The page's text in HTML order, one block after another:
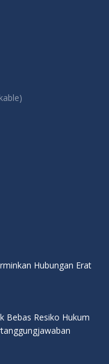
Hubungan Erat
Bebas Resiko Hukum